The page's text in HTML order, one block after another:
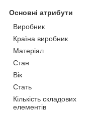
Основні атрибути
Виробник
Країна виробник
Матеріал
Стан
Вік
Стать
Кількість складових
елементів